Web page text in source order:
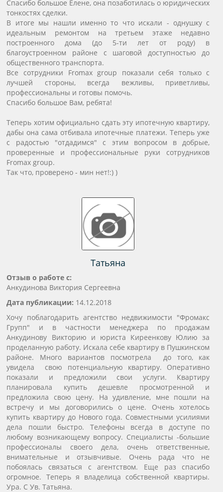
Спасибо большое Елене, она позаботилась о юридических
тонкостях сделки.
В итоге мы нашли именно то что искали - однушку с
идеальным ремонтом на третьем этаже недавно
построенного дома (до 5-ти лет от роду) в
благоустроенном районе с шаговой доступностью до
общественного транспорта.
Все сотрудники Fromax group показали себя только с
лучшей стороны, всегда вежливы, приветливы,
профессиональны и готовы помочь.
Спасибо большое Вам, ребята!
Теперь хотим официально сдать эту ипотечную квартиру,
дабы она сама отбивала ипотечные платежи. Теперь уже
с радостью "отдадимся" с этим вопросом в добрые,
проверенные и профессиональные руки сотрудников
Fromax group.
Так что, проверено - мин нет!:) )
Татьяна
Отзыв о работе с:
Анкудинова Виктория Сергеевна
Дата публикации: 14.12.2018
Хочу поблагодарить агентство недвижимости "Фромакс
Групп" и в частности менеджера по продажам
Анкудинову Викторию и юриста Киреенкову Юлию за
проделанную работу. Искала себе квартиру в Пушкинском
районе. Много вариантов посмотрела до того, как
увидела свою потенциальную квартиру. Оперативно
показали и предложили свои услуги. Квартиру
планировала купить дешевле просмотренной и
предложила свою цену. На удивление, мне пошли на
встречу и мы договорились о цене. Очень хотелось
купить квартиру до Нового года. Совместными усилиями
дела пошли быстро. Телефоны всегда в доступе по
любому возникающему вопросу. Специалисты -большие
профессионалы своего дела, очень ответственные,
внимательные и отзывчивые. Очень рада что не
побоялась связаться с агентством. Еще раз спасибо
огромное. Теперь я владелица собственной квартиры.
Ура. С Ув. Татьяна.